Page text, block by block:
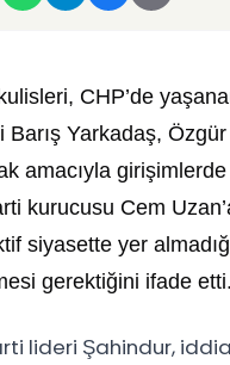
CHP’de
Barış Yarkadaş,
amacıyla
kurucusu Cem
siyasette yer
gerektiğini ifade etti.
lideri Şahindur,